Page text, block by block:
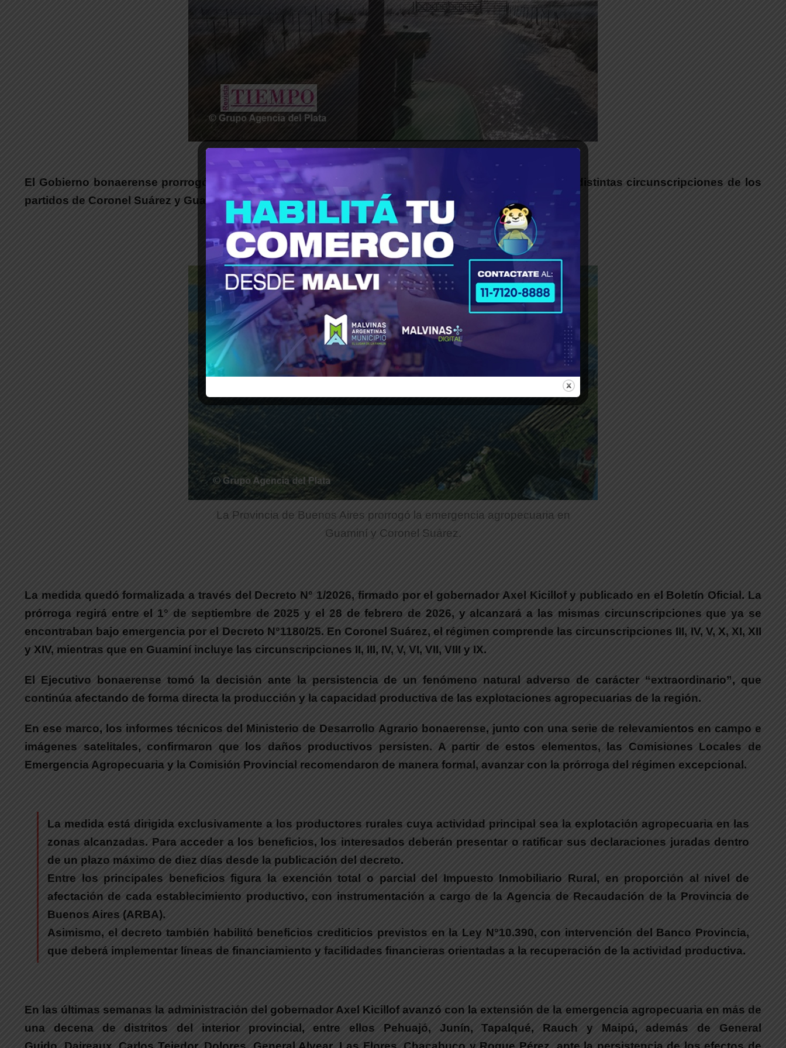
El Gobierno bonaerense prorrogó este lunes el estado de emergencia y/o desastre agropecuario en distintas circunscripciones de los
partidos de Coronel Suárez y Guaminí.
La Provincia de Buenos Aires prorrogó la emergencia agropecuaria en
Guaminí y Coronel Suárez.
La medida quedó formalizada a través del Decreto N° 1/2026, firmado por el gobernador Axel Kicillof y publicado en el Boletín Oficial. La
prórroga regirá entre el 1° de septiembre de 2025 y el 28 de febrero de 2026, y alcanzará a las mismas circunscripciones que ya se
encontraban bajo emergencia por el Decreto N°1180/25. En Coronel Suárez, el régimen comprende las circunscripciones III, IV, V, X, XI, XII
y XIV, mientras que en Guaminí incluye las circunscripciones II, III, IV, V, VI, VII, VIII y IX.
El Ejecutivo bonaerense tomó la decisión ante la persistencia de un fenómeno natural adverso de carácter “extraordinario”, que
continúa afectando de forma directa la producción y la capacidad productiva de las explotaciones agropecuarias de la región.
En ese marco, los informes técnicos del Ministerio de Desarrollo Agrario bonaerense, junto con una serie de relevamientos en campo e
imágenes satelitales, confirmaron que los daños productivos persisten. A partir de estos elementos, las Comisiones Locales de
Emergencia Agropecuaria y la Comisión Provincial recomendaron de manera formal, avanzar con la prórroga del régimen excepcional.
La medida está dirigida exclusivamente a los productores rurales cuya actividad principal sea la explotación agropecuaria en las
zonas alcanzadas. Para acceder a los beneficios, los interesados deberán presentar o ratificar sus declaraciones juradas dentro
de un plazo máximo de diez días desde la publicación del decreto.
Entre los principales beneficios figura la exención total o parcial del Impuesto Inmobiliario Rural , en proporción al nivel de
afectación de cada establecimiento productivo, con instrumentación a cargo de la Agencia de Recaudación de la Provincia de
Buenos Aires (ARBA).
Asimismo, el decreto también habilitó beneficios crediticios previstos en la Ley N°10.390, con intervención del Banco Provincia,
que deberá implementar líneas de financiamiento y facilidades financieras orientadas a la recuperación de la actividad productiva.
En las últimas semanas la administración del gobernador Axel Kicillof avanzó con la extensión de la emergencia agropecuaria en más de
una decena de distritos del interior provincial , entre ellos Pehuajó, Junín, Tapalqué, Rauch y Maipú, además de General